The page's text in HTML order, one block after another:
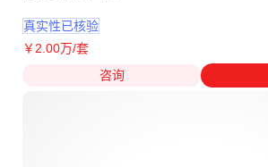
真实性已核验
￥ 2 .00万/套
咨询